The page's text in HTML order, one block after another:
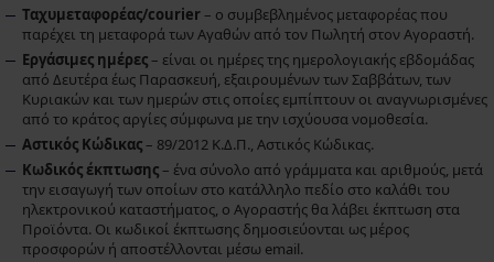
Ταχυμεταφορέας/courier– ο συμβεβλημένος μεταφορέας που
παρέχει τη μεταφορά των Αγαθών από τον Πωλητή στον Αγοραστή.
Εργάσιμες ημέρες– είναι οι ημέρες της ημερολογιακής εβδομάδας
από Δευτέρα έως Παρασκευή, εξαιρουμένων των Σαββάτων, των
Κυριακών και των ημερών στις οποίες εμπίπτουν οι αναγνωρισμένες
από το κράτος αργίες σύμφωνα με την ισχύουσα νομοθεσία.
Αστικός Κώδικας– 89/2012 Κ.Δ.Π., Αστικός Κώδικας.
Κωδικός έκπτωσης– ένα σύνολο από γράμματα και αριθμούς, μετά
την εισαγωγή των οποίων στο κατάλληλο πεδίο στο καλάθι του
ηλεκτρονικού καταστήματος, ο Αγοραστής θα λάβει έκπτωση στα
Προϊόντα. Οι κωδικοί έκπτωσης δημοσιεύονται ως μέρος
προσφορών ή αποστέλλονται μέσω email.